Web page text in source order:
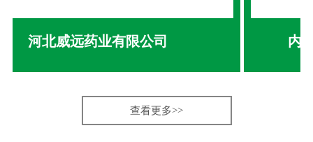
内蒙古新威远生物化工有限公司
查看更多>>